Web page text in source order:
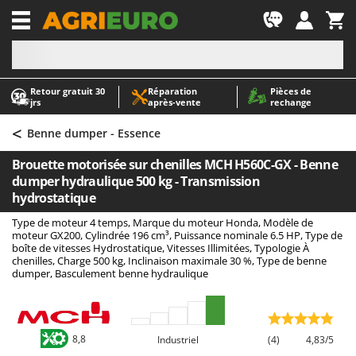
Retour gratuit 30
jrs
Réparation
après‑vente
Pièces de
rechange
-1
A
Abris de jardin
Accessoires pour tracteurs tondeuses autoportés
Aérateurs Scarificateurs pour gazon
Arracheuses de pommes de terre pour tracteur
Aspirateurs - Balais Électriques
Aspirateurs à cendres
Aspirateurs à feuilles sur roues
Aspirateurs de piscine
Aspirateurs Multifonctions
Atomiseurs agricoles pour tracteurs
Atomiseurs pour traitements
A
AgriEuro Premium
AgriEuro TOP-LINE
AGT
Aima
Airmec
AL-KO
ALA 2000
Alpina
Ama
< Benne dumper - Essence
Brouette motorisée sur chenilles MCH H560C-GX - Benne
dumper hydraulique 500 kg - Transmission
hydrostatique
Type de moteur 4 temps, Marque du moteur Honda, Modèle de
moteur GX200, Cylindrée 196 cm³, Puissance nominale 6.5 HP, Type de
boîte de vitesses Hydrostatique, Vitesses Illimitées, Typologie À
chenilles, Charge 500 kg, Inclinaison maximale 30 %, Type de benne
dumper, Basculement benne hydraulique
8,8 Industriel (4) 4,83/5